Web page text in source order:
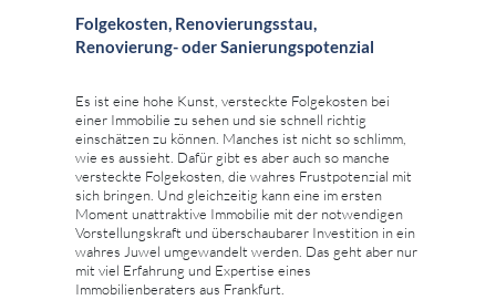
Folgekosten, Renovierungsstau,
Renovierung- oder Sanierungspotenzial
Es ist eine hohe Kunst, versteckte Folgekosten bei
einer Immobilie zu sehen und sie schnell richtig
einschätzen zu können. Manches ist nicht so schlimm,
wie es aussieht. Dafür gibt es aber auch so manche
versteckte Folgekosten, die wahres Frustpotenzial mit
sich bringen. Und gleichzeitig kann eine im ersten
Moment unattraktive Immobilie mit der notwendigen
Vorstellungskraft und überschaubarer Investition in ein
wahres Juwel umgewandelt werden. Das geht aber nur
mit viel Erfahrung und Expertise eines
Immobilienberaters aus Frankfurt.